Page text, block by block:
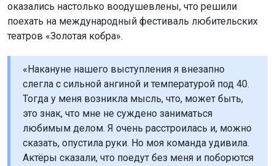
оказались настолько воодушевлены, что решили
поехать на международный фестиваль любительских
театров «Золотая кобра».
«Накануне нашего выступления я внезапно
слегла с сильной ангиной и температурой под 40.
Тогда у меня возникла мысль, что, может быть,
это знак, что мне не суждено заниматься
любимым делом. Я очень расстроилась и, можно
сказать, опустила руки. Но моя команда удивила.
Актёры сказали, что поедут без меня и поборются